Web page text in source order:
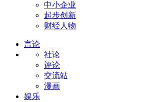
中小企业
起步创新
财经人物
言论
社论
评论
交流站
漫画
娱乐